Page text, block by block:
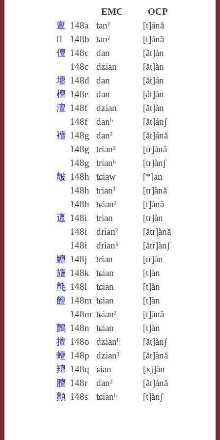
EMC
OCP
亶 148a tanˀ
[t]ánă
𤺺
148b tanˀ
[t]ánă
儃 148c dan
[ăt]án
148c
dʑian
[ăt]àn
壇 148d dan
[ăt]án
檀 148e dan
[ăt]án
澶 148f dʑian
[ăt]àn
148f
danʰ
[ăt]ánʃ
襢 148g danˀ
[ăt]ánă
148g
trianˀ
[tr]ànă
148g
trianʰ
[tr]ànʃ
皽 148h tɕiaw
[*]an
148h
trianˀ
[tr]ànă
148h
tɕianˀ
[t]ànă
邅 148i trian
[tr]àn
148i
drianˀ
[ătr]ànă
148i
drianʰ
[ătr]ànʃ
鱣 148j trian
[tr]àn
旜 148k tɕian
[t]àn
氈 148l tɕian
[t]àn
饘 148m tɕian
[t]àn
148m tɕianˀ
[t]ànă
鸇 148n tɕian
[t]àn
擅 148o dʑianʰ
[ăt]ànʃ
蟺 148p dʑianˀ
[ăt]ànă
羶 148q ɕian
[xj]àn
膻 148r danˀ
[ăt]ánă
顫 148s tɕianʰ [t]ànʃ